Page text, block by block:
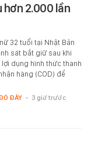
hơn 2.000 lần
32 tuổi tại Nhật Bản
sát bắt giữ sau khi
lợi dụng hình thức thanh
hàng (COD) để
ĐÂY - 3 giờ trước